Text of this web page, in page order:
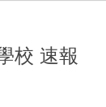
校 速報